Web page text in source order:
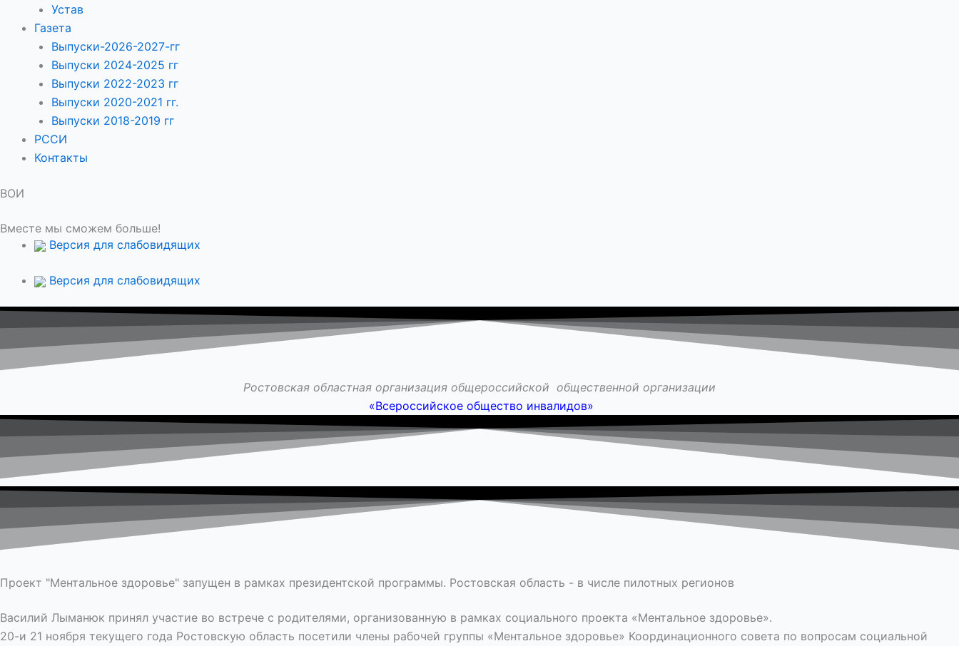
Устав
Газета
Выпуски-2026-2027-гг
Выпуски 2024-2025 гг
Выпуски 2022-2023 гг
Выпуски 2020-2021 гг.
Выпуски 2018-2019 гг
РССИ
Контакты
ВОИ
Вместе мы сможем больше!
Версия для слабовидящих
Версия для слабовидящих
Ростовская областная организация общероссийской общественной организации
«Всероссийское общество инвалидов»
Проект "Ментальное здоровье" запущен в рамках президентской программы. Ростовская область - в числе пилотных регионов
Василий Лыманюк принял участие во встрече с родителями, организованную в рамках социального проекта «Ментальное здоровье».
20-и 21 ноября текущего года Ростовскую область посетили члены рабочей группы «Ментальное здоровье» Координационного совета по вопросам социальной